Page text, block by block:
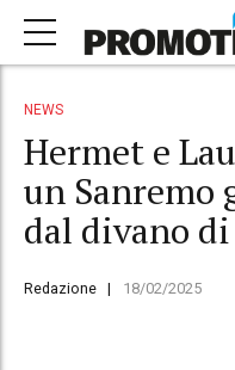
NEWS
Hermet e
un Sanremo
dal divano di
Redazione 18/02/2025